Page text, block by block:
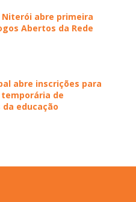
Niterói abre primeira
Abertos da Rede
abre inscrições para
de
educação